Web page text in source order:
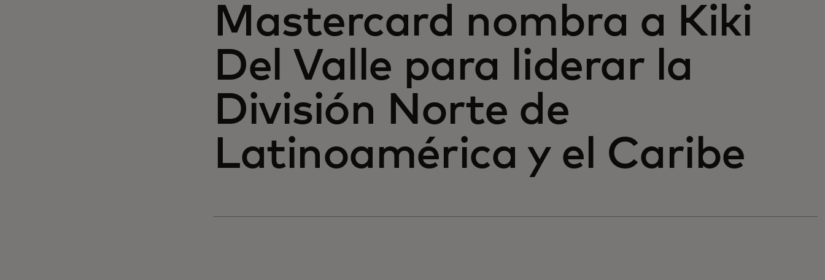
Mastercard nombra a Kiki
Del Valle para liderar la
División Norte de
Latinoamérica y el Caribe